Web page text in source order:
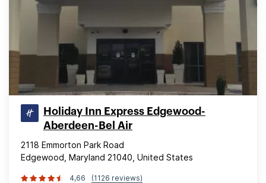
Holiday Inn Express Edgewood-
Aberdeen-Bel Air
2118 Emmorton Park Road
Edgewood, Maryland 21040, United States
4,66 (1126 reviews)